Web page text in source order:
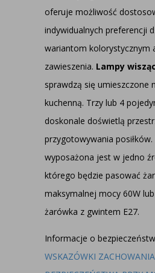
oferuje możliwość
indywidualnych preferencji
wariantom kolorystycznym
zawieszenia. Lampy
sprawdzą się umieszczone
kuchenną. Trzy lub 4
doskonale doświetlą
przygotowywania posiłków.
wyposażona jest w jedno
którego będzie pasować
maksymalnej mocy 60W
żarówka z gwintem E27.
Informacje o
WSKAZÓWKI ZACHOWANIA